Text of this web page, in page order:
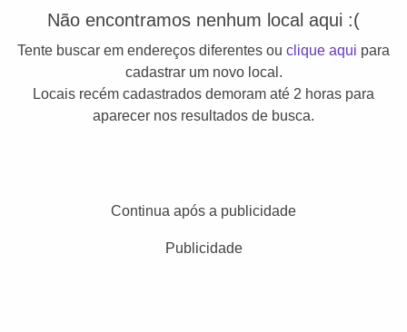
Não encontramos nenhum local aqui :(
Tente buscar em endereços diferentes ou clique aqui para
cadastrar um novo local.
Locais recém cadastrados demoram até 2 horas para
aparecer nos resultados de busca.
Continua após a publicidade
Publicidade